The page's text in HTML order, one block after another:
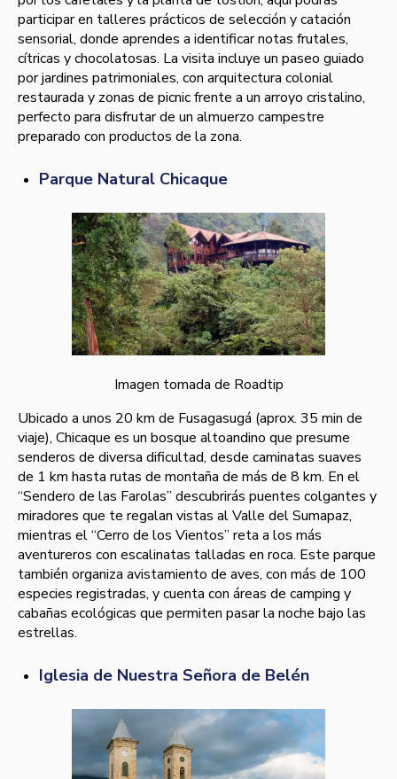
participar en talleres prácticos de selección y catación
sensorial, donde aprendes a identificar notas frutales,
cítricas y chocolatosas. La visita incluye un paseo guiado
por jardines patrimoniales, con arquitectura colonial
restaurada y zonas de picnic frente a un arroyo cristalino,
perfecto para disfrutar de un almuerzo campestre
preparado con productos de la zona.
Parque Natural Chicaque
Imagen tomada de Roadtip
Ubicado a unos 20 km de Fusagasugá (aprox. 35 min de
viaje), Chicaque es un bosque altoandino que presume
senderos de diversa dificultad, desde caminatas suaves
de 1 km hasta rutas de montaña de más de 8 km. En el
“Sendero de las Farolas” descubrirás puentes colgantes y
miradores que te regalan vistas al Valle del Sumapaz,
mientras el “Cerro de los Vientos” reta a los más
aventureros con escalinatas talladas en roca. Este parque
también organiza avistamiento de aves, con más de 100
especies registradas, y cuenta con áreas de camping y
cabañas ecológicas que permiten pasar la noche bajo las
estrellas.
Iglesia de Nuestra Señora de Belén